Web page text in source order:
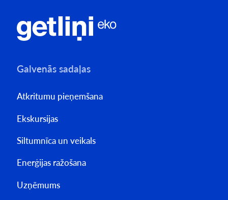
Galvenās sadaļas
Atkritumu pieņemšana
Ekskursijas
Siltumnīca un veikals
Enerģijas ražošana
Uzņēmums